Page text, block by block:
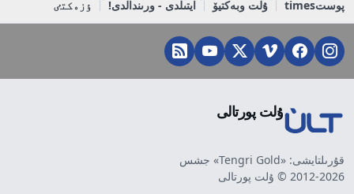
پوستtimes
ۇلت وبەكتيۆ ايتىلدى - ورىندالدى! ٶزەكتٸ
ۇلت پورتالى
قۇرىلتايشى: «Tengri Gold» جشس
2012-2026 © ۇلت پورتالى